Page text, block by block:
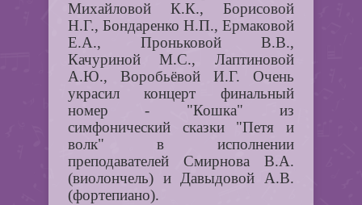
Михайловой К.К., Борисовой
Н.Г., Бондаренко Н.П., Ермаковой
Е.А., Проньковой В.В.,
Качуриной М.С., Лаптиновой
А.Ю., Воробьёвой И.Г.Очень
украсил концерт финальный
номер - "Кошка" из
симфонический сказки "Петя и
волк" в исполнении
преподавателей Смирнова В.А.
(виолончель) и Давыдовой А.В.
(фортепиано).